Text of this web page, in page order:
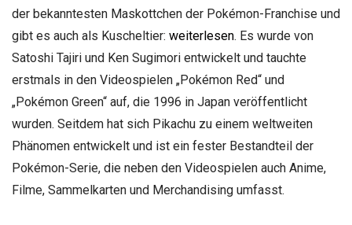
der bekanntesten Maskottchen der Pokémon-Franchise und
gibt es auch als Kuscheltier: weiterlesen. Es wurde von
Satoshi Tajiri und Ken Sugimori entwickelt und tauchte
erstmals in den Videospielen „Pokémon Red“ und
„Pokémon Green“ auf, die 1996 in Japan veröffentlicht
wurden. Seitdem hat sich Pikachu zu einem weltweiten
Phänomen entwickelt und ist ein fester Bestandteil der
Pokémon-Serie, die neben den Videospielen auch Anime,
Filme, Sammelkarten und Merchandising umfasst.